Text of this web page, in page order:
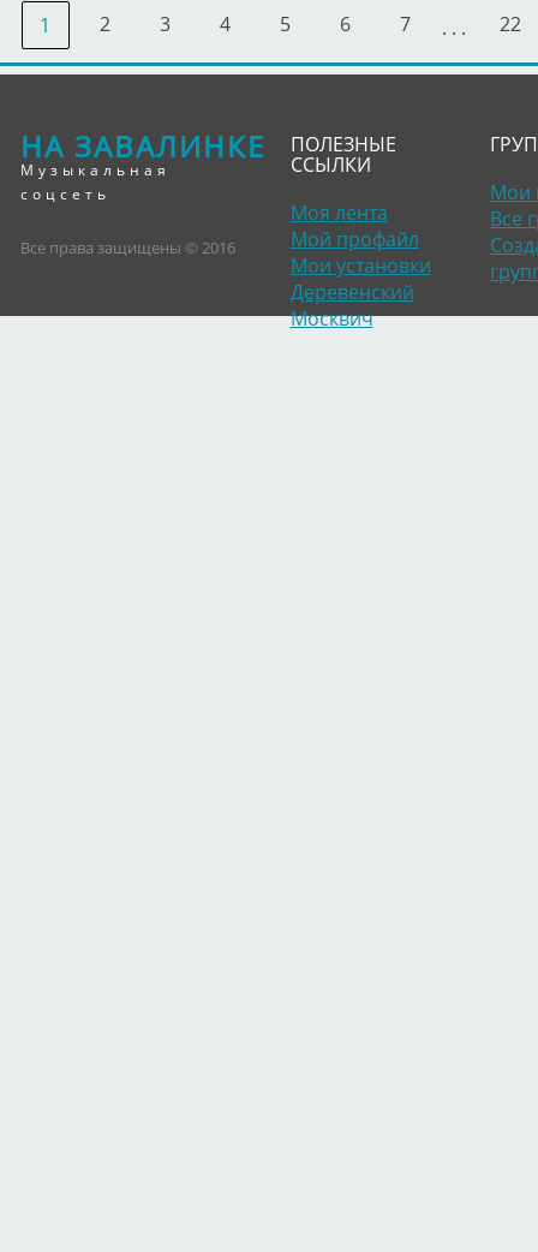
1 2 3 4 5 6 7 . . . 22
НА ЗАВАЛИНКЕ
Музыкальная
соцсеть
Все права защищены © 2016
ПОЛЕЗНЫЕ
ССЫЛКИ
Моя лента
Мой профайл
Мои установки
Деревенский
Москвич
Мои
Все